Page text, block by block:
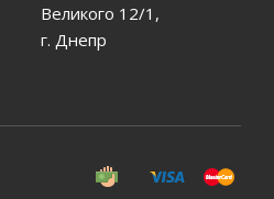
Великого 12/1,
г. Днепр